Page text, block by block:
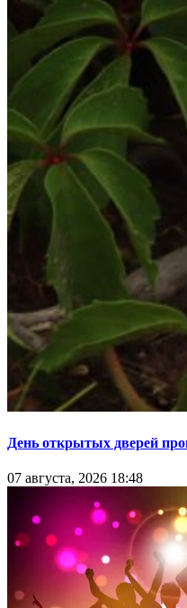
День открытых дверей
07 августа, 2026 18:48